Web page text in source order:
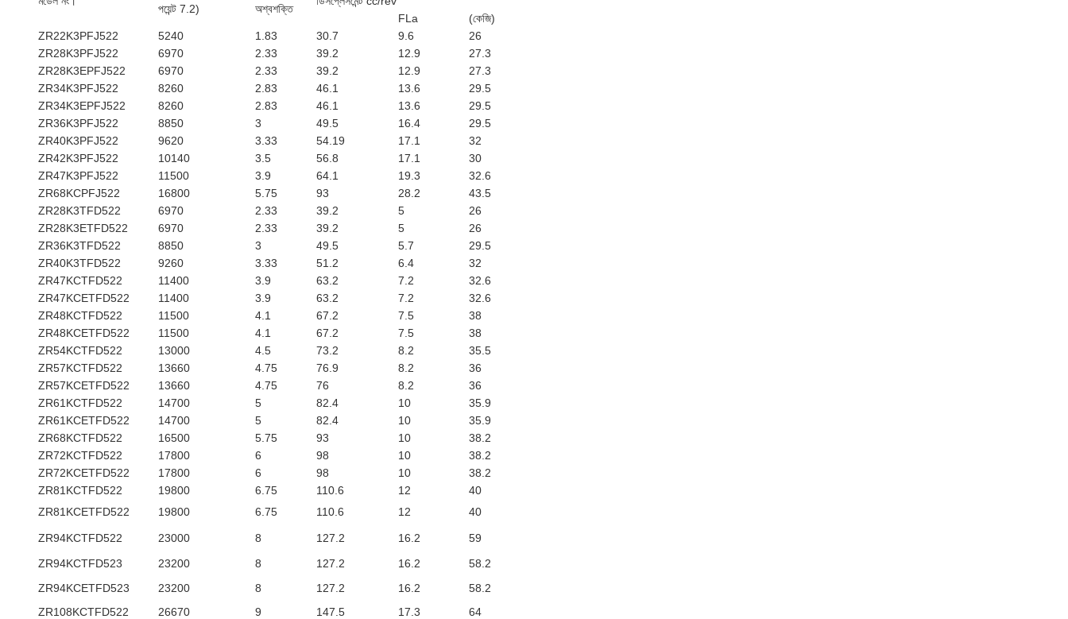
পয়েন্ট 7.2)
অশ্বশক্তি
FLa
(কেজি)
ZR22K3PFJ522
5240 1.83 30.7 9.6
26
ZR28K3PFJ522
6970 2.33 39.2 12.9
27.3
ZR28K3EPFJ522
6970 2.33 39.2 12.9
27.3
ZR34K3PFJ522
8260 2.83 46.1 13.6
29.5
ZR34K3EPFJ522
8260 2.83 46.1 13.6
29.5
ZR36K3PFJ522
8850 3 49.5 16.4
29.5
ZR40K3PFJ522
9620 3.33 54.19 17.1
32
ZR42K3PFJ522
10140 3.5 56.8 17.1
30
ZR47K3PFJ522
11500 3.9 64.1 19.3
32.6
ZR68KCPFJ522
16800 5.75 93 28.2
43.5
ZR28K3TFD522
6970 2.33 39.2 5
26
ZR28K3ETFD522
6970 2.33 39.2 5
26
ZR36K3TFD522
8850 3 49.5 5.7
29.5
ZR40K3TFD522
9260 3.33 51.2 6.4
32
ZR47KCTFD522
11400 3.9 63.2 7.2
32.6
ZR47KCETFD522
11400 3.9 63.2 7.2
32.6
ZR48KCTFD522
11500 4.1 67.2 7.5
38
ZR48KCETFD522
11500 4.1 67.2 7.5
38
ZR54KCTFD522
13000 4.5 73.2 8.2
35.5
ZR57KCTFD522
13660 4.75 76.9 8.2
36
ZR57KCETFD522
13660 4.75 76 8.2
36
ZR61KCTFD522
14700 5 82.4 10
35.9
ZR61KCETFD522
14700 5 82.4 10
35.9
ZR68KCTFD522
16500 5.75 93 10
38.2
ZR72KCTFD522
17800 6 98 10
38.2
ZR72KCETFD522
17800 6 98 10
38.2
ZR81KCTFD522
19800 6.75 110.6 12
40
ZR81KCETFD522
19800 6.75 110.6 12 40
ZR94KCTFD522 23000 8 127.2 16.2
59
ZR94KCTFD523
23200 8 127.2 16.2
58.2
ZR94KCETFD523
23200 8 127.2 16.2
58.2
ZR108KCTFD522
26670 9 147.5 17.3
64